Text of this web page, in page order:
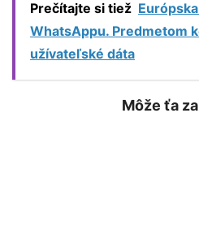
Prečítajte si tiež
WhatsAppu. Predmetom
užívateľské dáta
Môže ťa